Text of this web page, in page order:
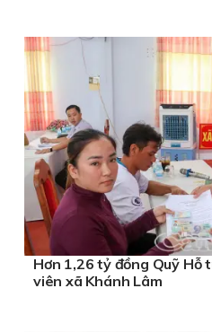
Hơn 1,26 tỷ đồng Quỹ Hỗ
viên xã Khánh Lâm